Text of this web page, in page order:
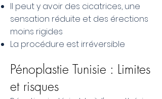
Il peut y avoir des cicatrices, une
sensation réduite et des érections
moins rigides
La procédure est irréversible
Pénoplastie Tunisie : Limites
et risques